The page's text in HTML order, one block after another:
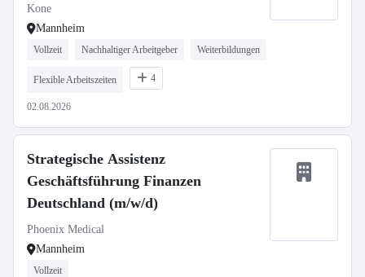
Kone
Mannheim
Vollzeit Nachhaltiger Arbeitgeber Weiterbildungen
Flexible Arbeitszeiten 4
02.08.2026
Strategische Assistenz
Geschäftsführung Finanzen
Deutschland (m/w/d)
Phoenix Medical
Mannheim
Vollzeit